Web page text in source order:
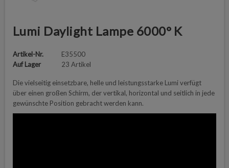
Lumi Daylight Lampe 6000° K
Artikel-Nr.
E35500
Auf Lager
23 Artikel
Die vielseitig einsetzbare, helle und leistungsstarke Lumi verfügt
über einen großen Schirm, der vertikal, horizontal und seitlich in jede
gewünschte Position gebracht werden kann.